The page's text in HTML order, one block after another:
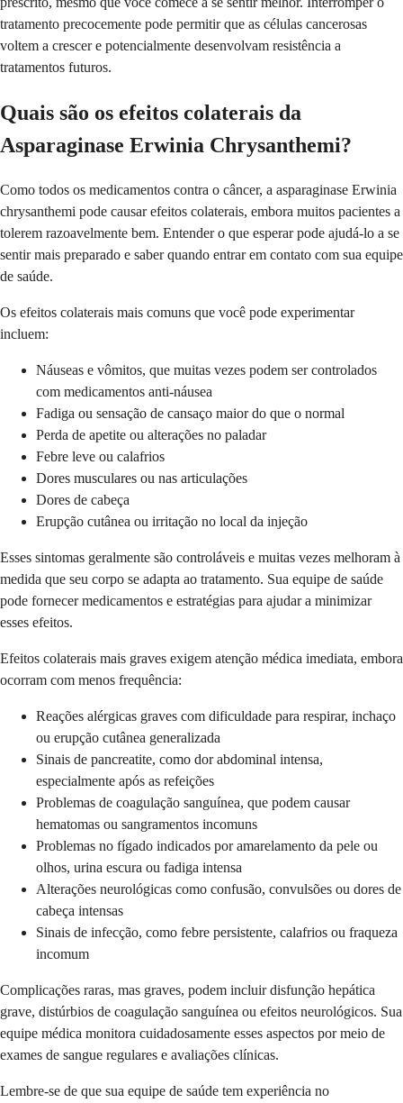
tratamento precocemente pode permitir que as células cancerosas
voltem a crescer e potencialmente desenvolvam resistência a
tratamentos futuros.
Quais são os efeitos colaterais da
Asparaginase Erwinia Chrysanthemi?
Como todos os medicamentos contra o câncer, a asparaginase Erwinia
chrysanthemi pode causar efeitos colaterais, embora muitos pacientes a
tolerem razoavelmente bem. Entender o que esperar pode ajudá-lo a se
sentir mais preparado e saber quando entrar em contato com sua equipe
de saúde.
Os efeitos colaterais mais comuns que você pode experimentar
incluem:
Náuseas e vômitos, que muitas vezes podem ser controlados
com medicamentos anti-náusea
Fadiga ou sensação de cansaço maior do que o normal
Perda de apetite ou alterações no paladar
Febre leve ou calafrios
Dores musculares ou nas articulações
Dores de cabeça
Erupção cutânea ou irritação no local da injeção
Esses sintomas geralmente são controláveis e muitas vezes melhoram à
medida que seu corpo se adapta ao tratamento. Sua equipe de saúde
pode fornecer medicamentos e estratégias para ajudar a minimizar
esses efeitos.
Efeitos colaterais mais graves exigem atenção médica imediata, embora
ocorram com menos frequência:
Reações alérgicas graves com dificuldade para respirar, inchaço
ou erupção cutânea generalizada
Sinais de pancreatite, como dor abdominal intensa,
especialmente após as refeições
Problemas de coagulação sanguínea, que podem causar
hematomas ou sangramentos incomuns
Problemas no fígado indicados por amarelamento da pele ou
olhos, urina escura ou fadiga intensa
Alterações neurológicas como confusão, convulsões ou dores de
cabeça intensas
Sinais de infecção, como febre persistente, calafrios ou fraqueza
incomum
Complicações raras, mas graves, podem incluir disfunção hepática
grave, distúrbios de coagulação sanguínea ou efeitos neurológicos. Sua
equipe médica monitora cuidadosamente esses aspectos por meio de
exames de sangue regulares e avaliações clínicas.
Lembre-se de que sua equipe de saúde tem experiência no